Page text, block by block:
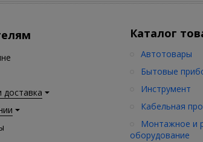
доставка
Каталог
Автотовары
Бытовые
Инструмент
Кабельная
Монтажное и
оборудование